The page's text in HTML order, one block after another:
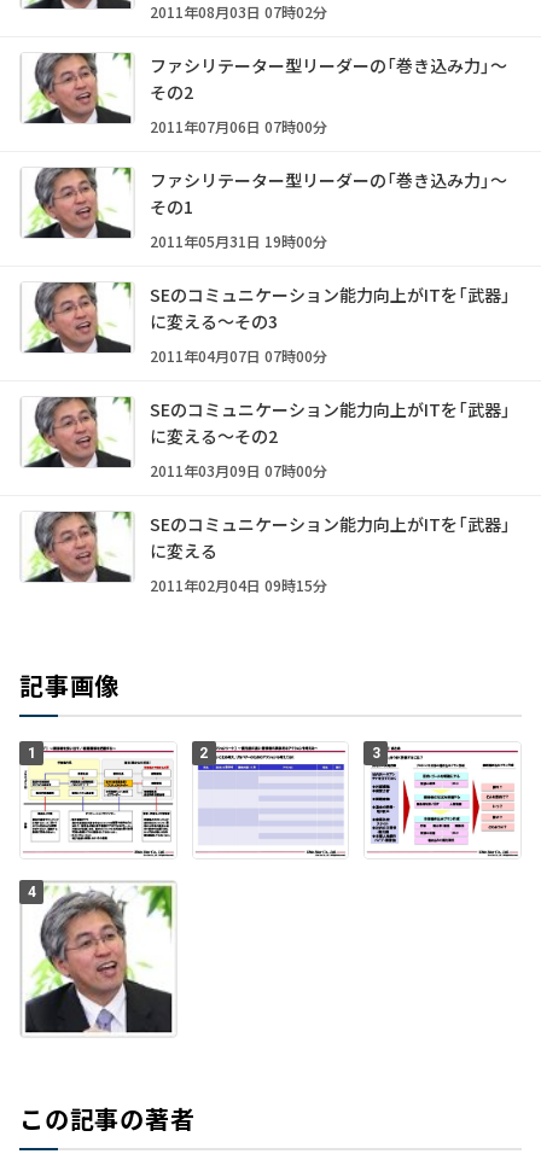
2011年08月03日 07時02分
ファシリテーター型リーダーの「巻き込み力」～
その2
2011年07月06日 07時00分
ファシリテーター型リーダーの「巻き込み力」～
その1
2011年05月31日 19時00分
SEのコミュニケーション能力向上がITを「武器」
に変える～その3
2011年04月07日 07時00分
SEのコミュニケーション能力向上がITを「武器」
に変える～その2
2011年03月09日 07時00分
SEのコミュニケーション能力向上がITを「武器」
に変える
2011年02月04日 09時15分
記事画像
1 2 3
4
この記事の著者